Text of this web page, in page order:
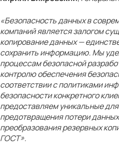
«Безопасность данных в
компаний является залогом
копирование данных —
сохранить информацию. Мы
процессам безопасной
контролю обеспечения
соответствии с политиками
безопасности конкретного
предоставляем уникальные
предотвращения потери
преобразования резервных
ГОСТ».